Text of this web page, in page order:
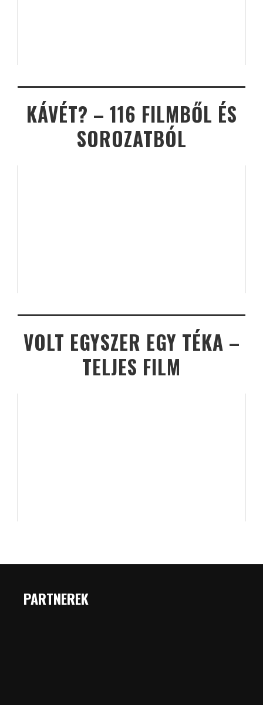
KÁVÉT? – 116 FILMBŐL ÉS
SOROZATBÓL
VOLT EGYSZER EGY TÉKA –
TELJES FILM
PARTNEREK